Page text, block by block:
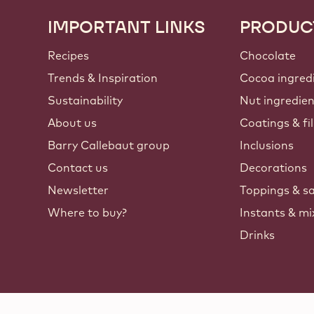
Footer
Callebaut
IMPORTANT LINKS
Recipes
Trends & Inspiration
Sustainability
About us
Barry Callebaut group
Contact us
Newsletter
Where to buy?
Chocolate
Cocoa
Nut
Coatings &
Inclusions
Decorations
Toppings &
Instants &
Drinks